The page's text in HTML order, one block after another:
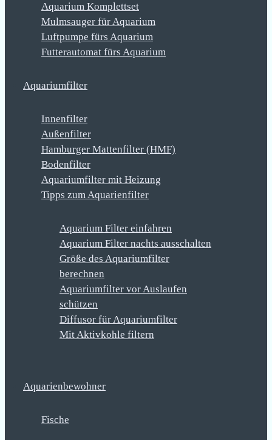
Aquarium Komplettset
Mulmsauger für Aquarium
Luftpumpe fürs Aquarium
Futterautomat fürs Aquarium
Aquariumfilter
Innenfilter
Außenfilter
Hamburger Mattenfilter (HMF)
Bodenfilter
Aquariumfilter mit Heizung
Tipps zum Aquarienfilter
Aquarium Filter einfahren
Aquarium Filter nachts ausschalten
Größe des Aquariumfilter
berechnen
Aquariumfilter vor Auslaufen
schützen
Diffusor für Aquariumfilter
Mit Aktivkohle filtern
Aquarienbewohner
Fische